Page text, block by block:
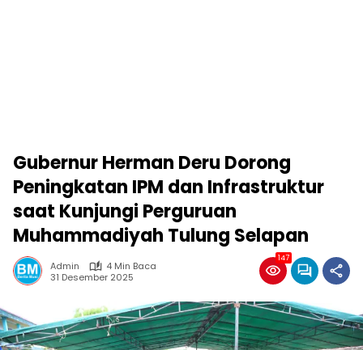
Gubernur Herman Deru Dorong
Peningkatan IPM dan Infrastruktur
saat Kunjungi Perguruan
Muhammadiyah Tulung Selapan
Admin
4 Min Baca
31 Desember 2025
147